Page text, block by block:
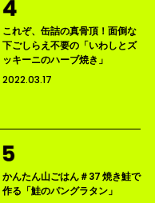
これぞ、缶詰の真骨頂！面倒な
下ごしらえ不要の「いわしとズ
ッキーニのハーブ焼き」
2022.03.17
かんたん山ごはん＃37 焼き鮭で
作る「鮭のパングラタン」